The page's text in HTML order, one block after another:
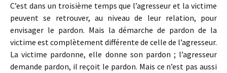
C’est dans un troisième temps que l’agresseur et la victime
peuvent se retrouver, au niveau de leur relation, pour
envisager le pardon. Mais la démarche de pardon de la
victime est complètement différente de celle de l’agresseur.
La victime pardonne, elle donne son pardon ; l’agresseur
demande pardon, il reçoit le pardon. Mais ce n’est pas aussi